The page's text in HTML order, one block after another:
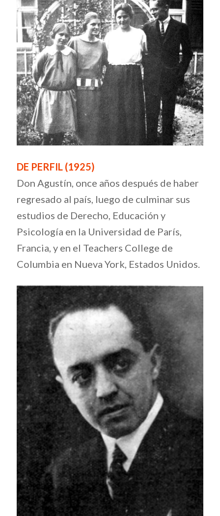
DE PERFIL (1925)
Don Agustín, once años después de haber
regresado al país, luego de culminar sus
estudios de Derecho, Educación y
Psicología en la Universidad de París,
Francia, y en el Teachers College de
Columbia en Nueva York, Estados Unidos.